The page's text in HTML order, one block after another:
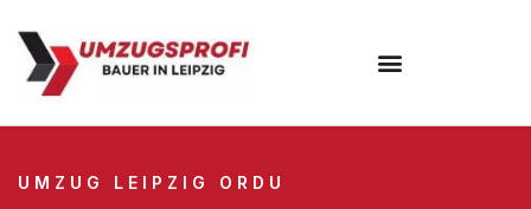
UMZUG LEIPZIG ORDU